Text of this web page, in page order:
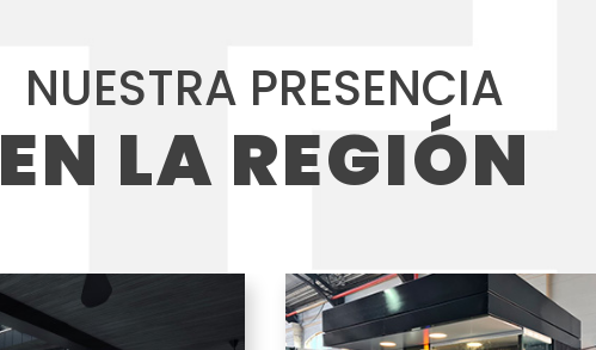
NUESTRA PRESENCIA
EN LA REGIÓN